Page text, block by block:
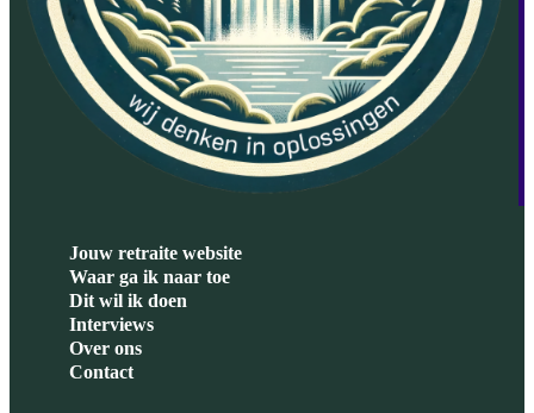
Jouw retraite website
Waar ga ik naar toe
Dit wil ik doen
Interviews
Over ons
Contact